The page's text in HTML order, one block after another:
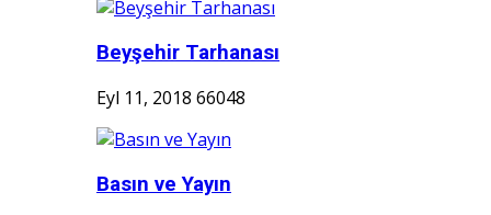
Beyşehir Tarhanası
Eyl 11, 2018 66048
Basın ve Yayın